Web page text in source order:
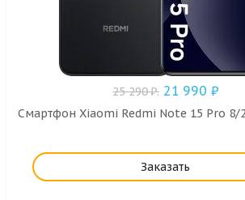
25 290₽. 21 990 ₽
Смартфон Xiaomi Redmi Note 15 Pro 8/
Заказать